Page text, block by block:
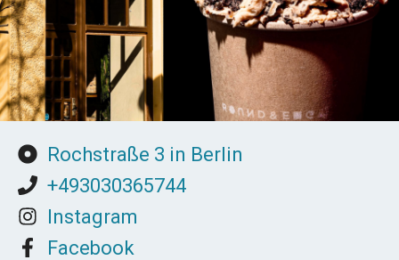
Rochstraße 3 in Berlin
+493030365744
Instagram
Facebook